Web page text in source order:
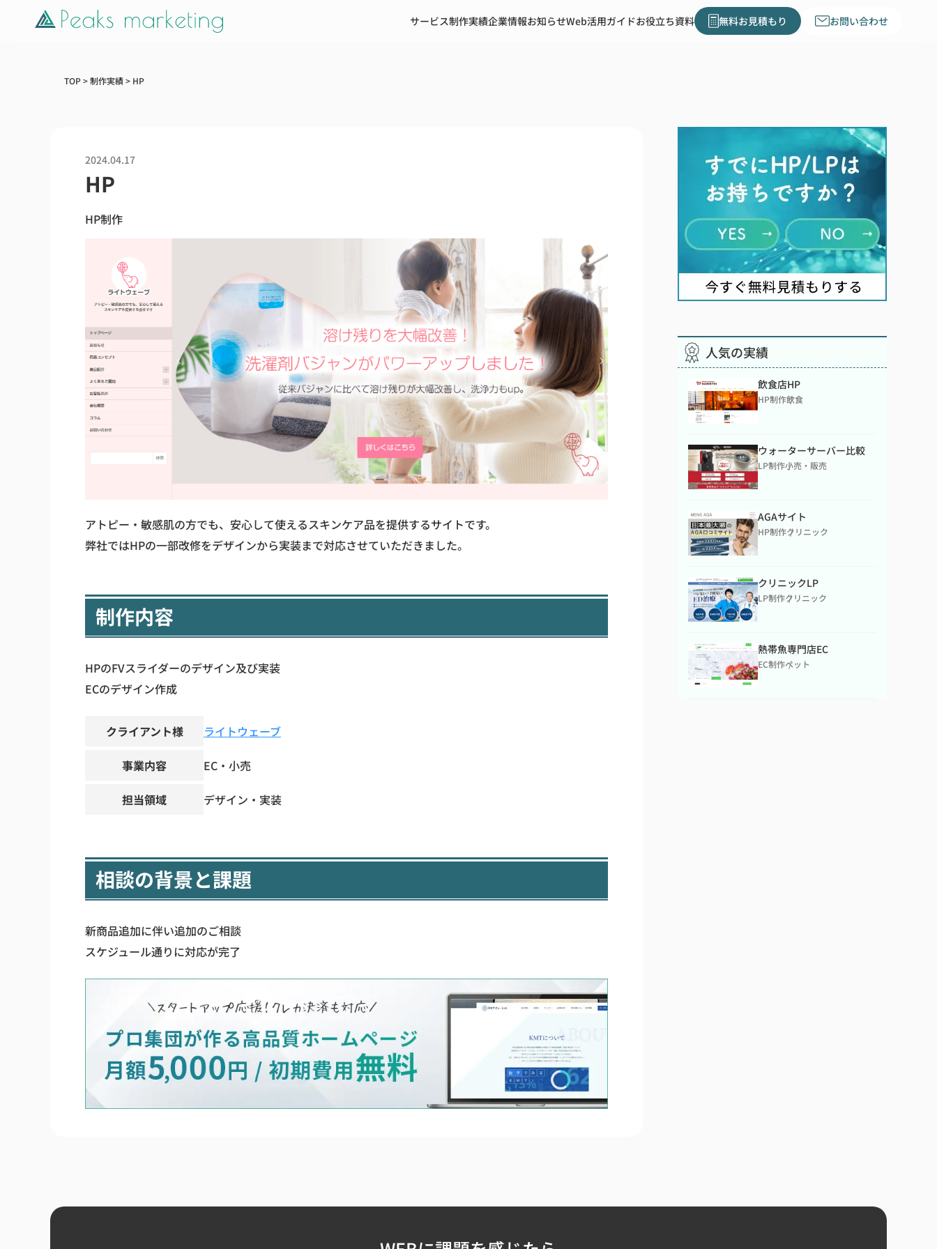
サービス制作実績企業情報お知らせWeb活用ガイドお役立ち資料 無料お見積もり お問い合わせ
TOP>制作実績> HP
2024.04.17
HP
HP制作
アトピー・敏感肌の方でも、安心して使えるスキンケア品を提供するサイトです。
弊社ではHPの一部改修をデザインから実装まで対応させていただきました。
制作内容
HPのFVスライダーのデザイン及び実装
ECのデザイン作成
クライアント様 ライトウェーブ
事業内容 EC・小売
担当領域 デザイン・実装
相談の背景と課題
新商品追加に伴い追加のご相談
スケジュール通りに対応が完了
人気の実績
飲食店HP
HP制作飲食
ウォーターサーバー比較
LP制作小売・販売
AGAサイト
HP制作クリニック
クリニックLP
LP制作クリニック
熱帯魚専門店EC
EC制作ペット